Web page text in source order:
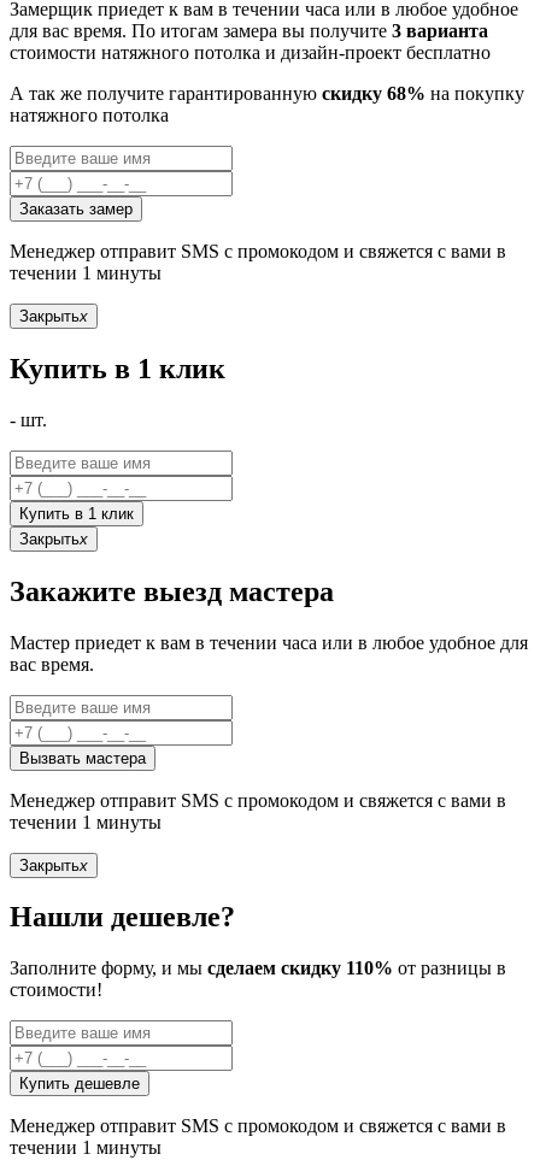
Замерщик приедет к вам в течении часа или в любое удобное
для вас время. По итогам замера вы получите 3 варианта
стоимости натяжного потолка и дизайн-проект бесплатно
А так же получите гарантированную скидку 68% на покупку
натяжного потолка
Заказать замер
Менеджер отправит SMS с промокодом и свяжется с вами в
течении 1 минуты
Закрытьx
Купить в 1 клик
- шт.
Купить в 1 клик
Закрытьx
Закажите выезд мастера
Мастер приедет к вам в течении часа или в любое удобное для
вас время.
Вызвать мастера
Менеджер отправит SMS с промокодом и свяжется с вами в
течении 1 минуты
Закрытьx
Нашли дешевле?
Заполните форму, и мы сделаем скидку 110% от разницы в
стоимости!
Купить дешевле
Менеджер отправит SMS с промокодом и свяжется с вами в
течении 1 минуты